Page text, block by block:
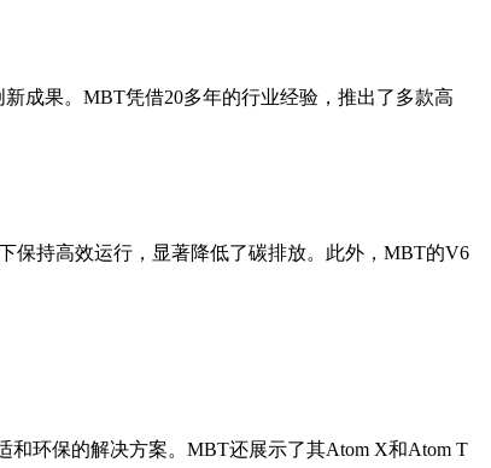
成果。MBT凭借20多年的行业经验，推出了多款高
保持高效运行，显著降低了碳排放。此外，MBT的V6
和环保的解决方案。MBT还展示了其Atom X和Atom T